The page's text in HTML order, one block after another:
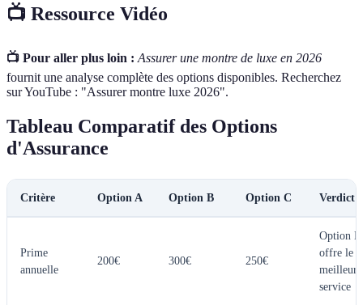
📺 Ressource Vidéo
📺 Pour aller plus loin : Assurer une montre de luxe en 2026
fournit une analyse complète des options disponibles. Recherchez
sur YouTube : "Assurer montre luxe 2026".
Tableau Comparatif des Options
d'Assurance
Critère Option A Option B Option C Verdict
Prime
annuelle
200€ 300€ 250€
Option B
offre le
meilleur
service